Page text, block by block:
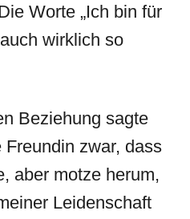
Worte „Ich bin für
wirklich so
Beziehung sagte
zwar, dass
aber motze herum,
Leidenschaft